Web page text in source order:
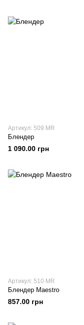
Артикул: 509 MR
Блендер
1 090.00 грн
Артикул: 510 MR
Блендер Maestro
857.00 грн